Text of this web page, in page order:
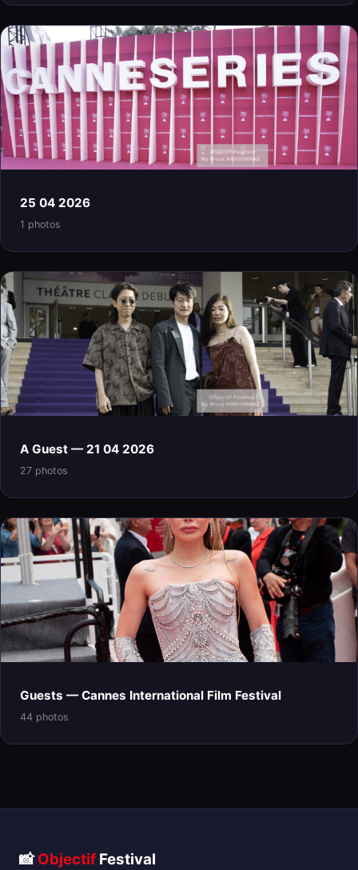
25 04 2026
1 photos
A Guest — 21 04 2026
27 photos
Guests — Cannes International Film Festival
44 photos
📸Objectif Festival